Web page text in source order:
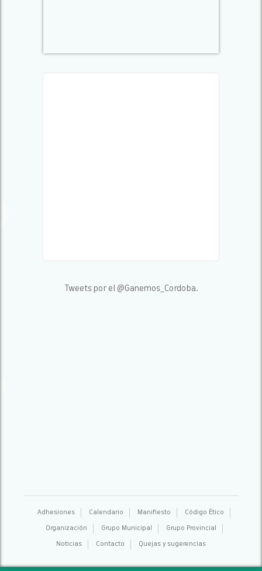
Tweets por el @Ganemos_Cordoba.
Adhesiones Calendario Manifiesto Código Ético
Organización Grupo Municipal Grupo Provincial
Noticias Contacto Quejas y sugerencias